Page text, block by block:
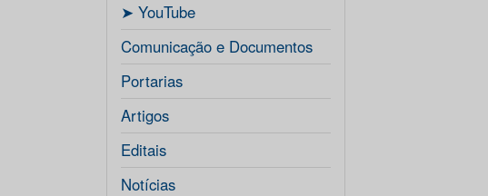
ㅤ➤ YouTube
Comunicação e Documentos
Portarias
Artigos
Editais
Notícias